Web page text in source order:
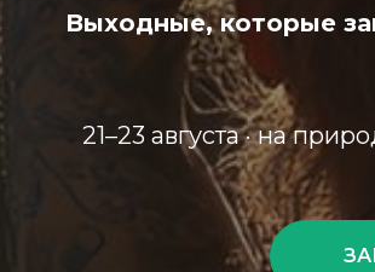
Выходные, которые
21–23 августа · на